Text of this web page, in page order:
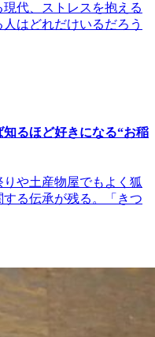
現代、ストレスを抱える
はどれだけいるだろう
るほど好きになる“お稲
や土産物屋でもよく狐
る伝承が残る。「きつ